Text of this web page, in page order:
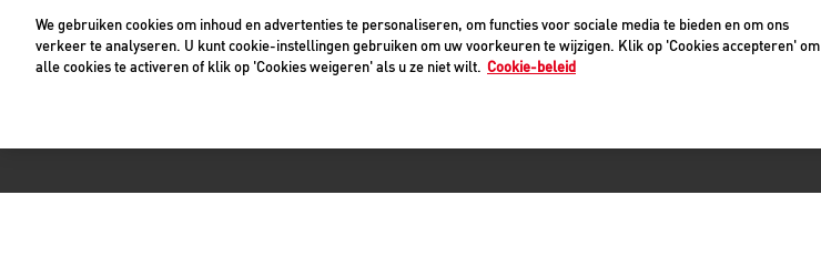
Neem contact op met Royal Canin
Tijdens werkdagen zijn wij bereikbaar tussen 8:30 en 17:00
We gebruiken cookies om inhoud en advertenties te personaliseren, om functies voor sociale media te bieden en om ons
verkeer te analyseren. U kunt cookie-instellingen gebruiken om uw voorkeuren te wijzigen. Klik op 'Cookies accepteren' om
alle cookies te activeren of klik op 'Cookies weigeren' als u ze niet wilt. Cookie-beleid